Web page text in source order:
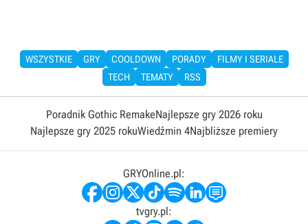
WSZYSTKIE GRY COOLDOWN PORADY
FILMY I SERIALE
TECH
TEMATY RSS
Poradnik Gothic RemakeNajlepsze gry 2026 roku
Najlepsze gry 2025 rokuWiedźmin 4Najbliższe premiery
GRYOnline.pl:
tvgry.pl: